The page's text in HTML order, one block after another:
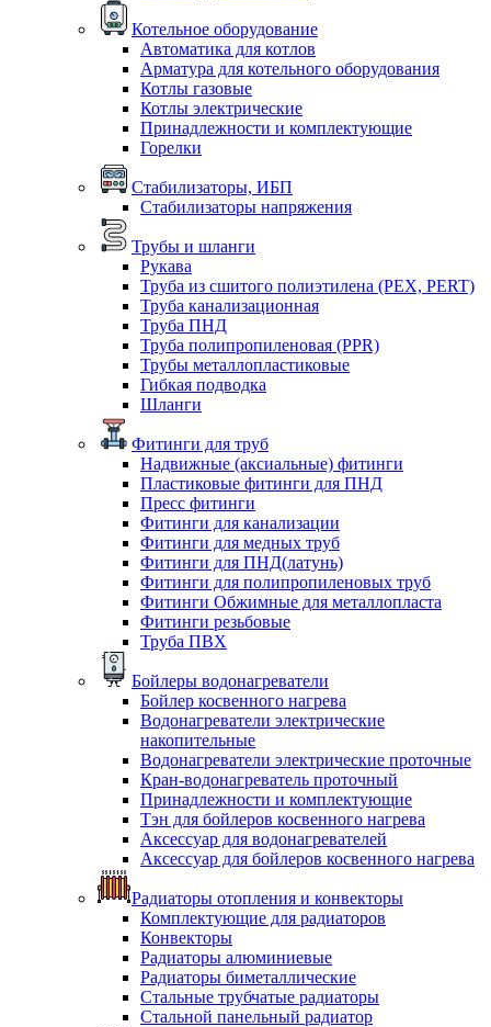
Котельное оборудование
Автоматика для котлов
Арматура для котельного оборудования
Котлы газовые
Котлы электрические
Принадлежности и комплектующие
Горелки
Стабилизаторы, ИБП
Стабилизаторы напряжения
Трубы и шланги
Рукава
Труба из сшитого полиэтилена (PEX, PERT)
Труба канализационная
Труба ПНД
Труба полипропиленовая (PPR)
Трубы металлопластиковые
Гибкая подводка
Шланги
Фитинги для труб
Надвижные (аксиальные) фитинги
Пластиковые фитинги для ПНД
Пресс фитинги
Фитинги для канализации
Фитинги для медных труб
Фитинги для ПНД(латунь)
Фитинги для полипропиленовых труб
Фитинги Обжимные для металлопласта
Фитинги резьбовые
Труба ПВХ
Бойлеры водонагреватели
Бойлер косвенного нагрева
Водонагреватели электрические
накопительные
Водонагреватели электрические проточные
Кран-водонагреватель проточный
Принадлежности и комплектующие
Тэн для бойлеров косвенного нагрева
Аксессуар для водонагревателей
Аксессуар для бойлеров косвенного нагрева
Радиаторы отопления и конвекторы
Комплектующие для радиаторов
Конвекторы
Радиаторы алюминиевые
Радиаторы биметаллические
Стальные трубчатые радиаторы
Стальной панельный радиатор